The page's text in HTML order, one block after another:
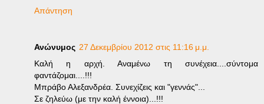
Απάντηση
Ανώνυμος 27 Δεκεμβρίου 2012 στις 11:16 μ.μ.
Καλή η αρχή. Αναμένω τη συνέχεια....σύντομα
φαντάζομαι....!!!
Μπράβο Αλεξανδρέα. Συνεχίζεις και "γεννάς"...
Σε ζηλεύω (με την καλή έννοια)...!!!